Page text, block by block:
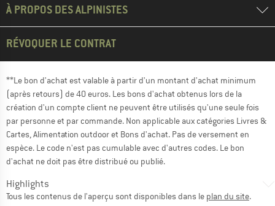
À PROPOS DES ALPINISTES
RÉVOQUER LE CONTRAT
**Le bon d'achat est valable à partir d'un montant d'achat minimum
(après retours) de 40 euros. Les bons d'achat obtenus lors de la
création d'un compte client ne peuvent être utilisés qu'une seule fois
par personne et par commande. Non applicable aux catégories Livres &
Cartes, Alimentation outdoor et Bons d'achat. Pas de versement en
espèce. Le code n'est pas cumulable avec d'autres codes. Le bon
d'achat ne doit pas être distribué ou publié.
Highlights
Tous les contenus de l'aperçu sont disponibles dans le plan du site.